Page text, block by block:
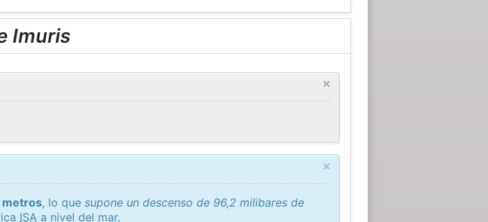
Imuris
×
×
, lo quesupone un descenso de 96,2 milibares de
ISA a nivel del mar.